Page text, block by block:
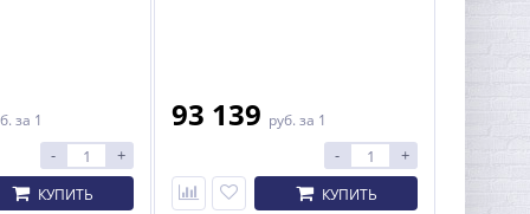
за 1
- +
КУПИТЬ
93 139 руб. за 1
- +
КУПИТЬ